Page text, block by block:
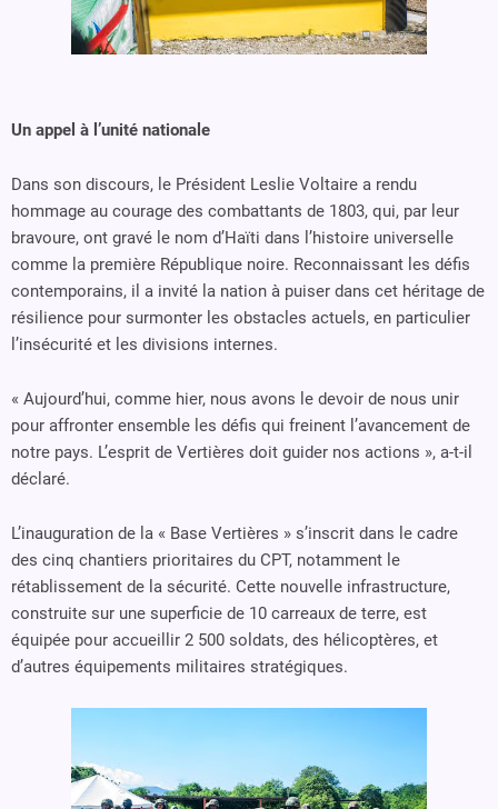
Un appel à l’unité nationale
Dans son discours, le Président Leslie Voltaire a rendu
hommage au courage des combattants de 1803, qui, par leur
bravoure, ont gravé le nom d’Haïti dans l’histoire universelle
comme la première République noire. Reconnaissant les défis
contemporains, il a invité la nation à puiser dans cet héritage de
résilience pour surmonter les obstacles actuels, en particulier
l’insécurité et les divisions internes.
« Aujourd’hui, comme hier, nous avons le devoir de nous unir
pour affronter ensemble les défis qui freinent l’avancement de
notre pays. L’esprit de Vertières doit guider nos actions », a-t-il
déclaré.
L’inauguration de la « Base Vertières » s’inscrit dans le cadre
des cinq chantiers prioritaires du CPT, notamment le
rétablissement de la sécurité. Cette nouvelle infrastructure,
construite sur une superficie de 10 carreaux de terre, est
équipée pour accueillir 2 500 soldats, des hélicoptères, et
d’autres équipements militaires stratégiques.